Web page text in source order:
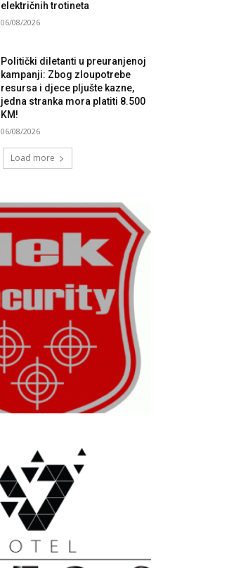
električnih trotineta
06/08/2026
Politički diletanti u preuranjenoj
kampanji: Zbog zloupotrebe
resursa i djece pljušte kazne,
jedna stranka mora platiti 8.500
KM!
06/08/2026
Load more